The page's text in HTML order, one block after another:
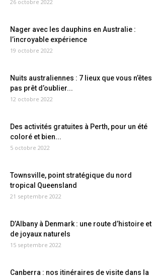
26 octobre 2022
Nager avec les dauphins en Australie :
l’incroyable expérience
19 octobre 2022
Nuits australiennes : 7 lieux que vous n’êtes
pas prêt d’oublier...
12 octobre 2022
Des activités gratuites à Perth, pour un été
coloré et bien...
5 octobre 2022
Townsville, point stratégique du nord
tropical Queensland
21 septembre 2022
D’Albany à Denmark : une route d’histoire et
de joyaux naturels
15 septembre 2022
Canberra : nos itinéraires de visite dans la